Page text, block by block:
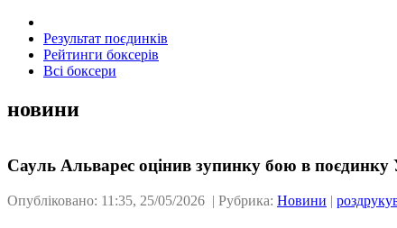
Результат поєдинків
Рейтинги боксерів
Всі боксери
новини
Сауль Альварес оцінив зупинку бою в поєдинку
Опубліковано: 11:35, 25/05/2026 | Рубрика: Новини |